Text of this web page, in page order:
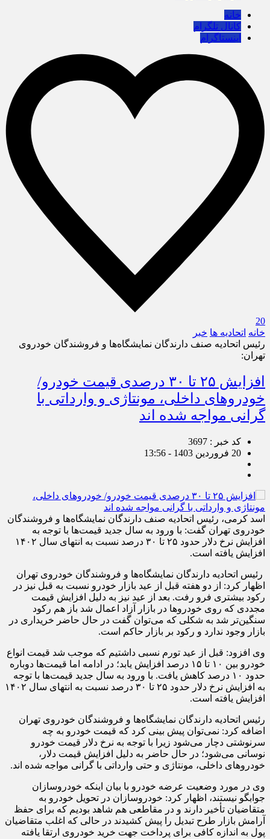
خانه
کانال تلگرام
اینستاگرام
20
خانه اتحادیه ها خبر
رئیس اتحادیه صنف دارندگان نمایشگاه‌ها و فروشندگان خودروی
تهران:
افزایش ۲۵ تا ۳۰ درصدی قیمت خودرو/
خودروهای داخلی، مونتاژی و وارداتی با
گرانی مواجه شده اند
کد خبر : 3697
20 فروردین 1403 - 13:56
اسد کرمی، رئیس اتحادیه صنف دارندگان نمایشگاه‌ها و فروشندگان
خودروی تهران گفت: با ورود به سال جدید قیمت‌ها با توجه به
افزایش نرخ دلار حدود ۲۵ تا ۳۰ درصد نسبت به انتهای سال ۱۴۰۲
افزایش یافته است.
رئیس اتحادیه دارندگان نمایشگاه‌ها و فروشندگان خودروی تهران
اظهار کرد: از دو هفته قبل از عید بازار خودرو نسبت به قبل نیز در
رکود بیشتری فرو رفت. بعد از عید نیز به دلیل افزایش قیمت
مجددی که روی خودروها در بازار آزاد اعمال شد باز هم رکود
سنگین‌تر شد به شکلی که می‌توان گفت در حال حاضر خریداری در
بازار وجود ندارد و رکود بر بازار حاکم است.
وی افزود: قبل از عید تورم نسبی داشتیم که موجب شد قیمت انواع
خودرو بین ۱۰ تا ۱۵ درصد افزایش یابد؛ در ادامه اما قیمت‌ها دوباره
حدود ۱۰ درصد کاهش یافت. با ورود به سال جدید قیمت‌ها با توجه
به افزایش نرخ دلار حدود ۲۵ تا ۳۰ درصد نسبت به انتهای سال ۱۴۰۲
افزایش یافته است.
رئیس اتحادیه دارندگان نمایشگاه‌ها و فروشندگان خودروی تهران
اضافه کرد: نمی‌توان پیش بینی کرد که قیمت خودرو به چه
سرنوشتی دچار می‌شود زیرا با توجه به نرخ دلار قیمت خودرو
نوسانی می‌شود؛ در حال حاضر به دلیل افزایش قیمت دلار،
خودروهای داخلی، مونتاژی و حتی وارداتی با گرانی مواجه شده اند.
وی در مورد وضعیت عرضه خودرو با بیان اینکه خودروسازان
جوابگو نیستند، اظهار کرد: خودروسازان در تحویل خودرو به
متقاضیان تأخیر دارند و در مقاطعی هم شاهد بودیم که برای حفظ
آرامش بازار طرح تبدیل را پیش کشیدند در حالی که اغلب متقاضیان
پول به اندازه کافی برای پرداخت جهت خرید خودروی ارتقا یافته